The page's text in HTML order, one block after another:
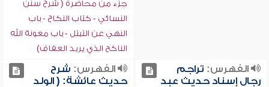
جزء من محاضرة ( شرح سنن
النسائي - كتاب النكاح - باب
النهي عن التبتل - باب معونة الله
الناكح الذي يريد العفاف)
الفهرس: تراجم
رجال إسناد حديث عبد
الفهرس: شرح
حديث عائشة: ( الولد